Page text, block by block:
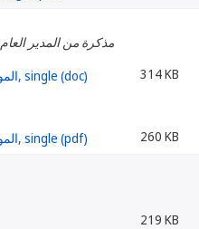
مذكرة من المدير العام
314 KB
260 KB
219 KB